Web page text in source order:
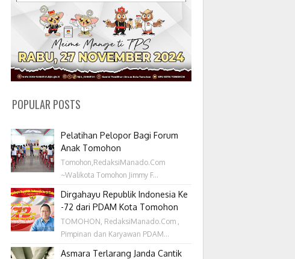
POPULAR POSTS
Pelatihan Pelopor Bagi Forum
Anak Tomohon
Tomohon,RedaksiManado.Com
~Walikota Tomohon Jimmy F...
Dirgahayu Republik Indonesia Ke
-72 dari PDAM Kota Tomohon
TOMOHON, RedaksiManado.Com ,
Pimpinan dan Karyawan PDAM...
Asmara Terlarang Janda Cantik